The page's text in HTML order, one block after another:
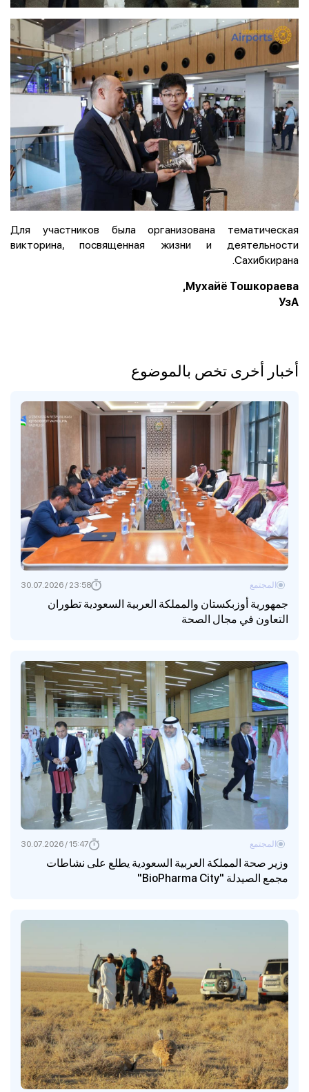
Для участников была организована тематическая
викторина, посвященная жизни и деятельности
Сахибкирана.
Мухайё Тошкораева,
УзА
أخبار أخرى تخص بالموضوع
جمهورية أوزبكستان والمملكة العربية السعودية تطوران
التعاون في مجال الصحة
المجتمع 23:58 / 30.07.2026
وزير صحة المملكة العربية السعودية يطلع على نشاطات
مجمع الصيدلة "BioPharma City"
المجتمع 15:47 / 30.07.2026